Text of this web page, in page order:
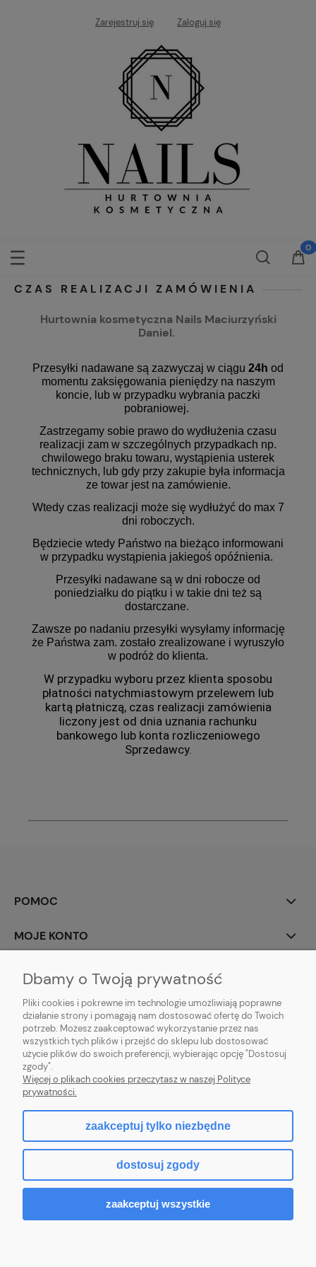
Zarejestruj się Zaloguj się
CZAS REALIZACJI ZAMÓWIENIA
Hurtownia kosmetyczna Nails Maciurzyński
Daniel.
Przesyłki nadawane są zazwyczaj w ciągu 24h od
momentu zaksięgowania pieniędzy na naszym
koncie, lub w przypadku wybrania paczki
pobraniowej.
Zastrzegamy sobie prawo do wydłużenia czasu
realizacji zam w szczególnych przypadkach np.
chwilowego braku towaru, wystąpienia usterek
technicznych, lub gdy przy zakupie była informacja
ze towar jest na zamówienie.
Wtedy czas realizacji może się wydłużyć do max 7
dni roboczych.
Będziecie wtedy Państwo na bieżąco informowani
w przypadku wystąpienia jakiegoś opóźnienia.
Przesyłki nadawane są w dni robocze od
poniedziałku do piątku i w takie dni też są
dostarczane.
Zawsze po nadaniu przesyłki wysyłamy informację
że Państwa zam. zostało zrealizowane i wyruszyło
w podróż do klienta.
W przypadku wyboru przez klienta sposobu
płatności natychmiastowym przelewem lub
kartą płatniczą, czas realizacji zamówienia
liczony jest od dnia uznania rachunku
bankowego lub konta rozliczeniowego
Sprzedawcy.
POMOC
MOJE KONTO
PŁATNOŚCI I DOSTAWA
INFORMACJE
O NAS
pokaż pełną wersję strony
facebook
Sklep internetowy Shoper.pl
Dbamy o Twoją prywatność
Pliki cookies i pokrewne im technologie umożliwiają poprawne
działanie strony i pomagają nam dostosować ofertę do Twoich
potrzeb. Możesz zaakceptować wykorzystanie przez nas
wszystkich tych plików i przejść do sklepu lub dostosować
użycie plików do swoich preferencji, wybierając opcję "Dostosuj
zgody".
Więcej o plikach cookies przeczytasz w naszej Polityce
prywatności.
zaakceptuj tylko niezbędne
dostosuj zgody
zaakceptuj wszystkie